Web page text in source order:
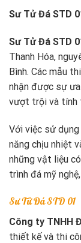
Sư Tử Đá STD
Sư Tử Đá STD
Thanh Hóa,
Bình. Các mẫu
nhận được sự
vượt trội và tính
Với việc sử
năng chịu nhiệt
những vật liệu
trình đá mỹ
Sư Tử Đá STD 01
Công ty TNHH
thiết kế và thi